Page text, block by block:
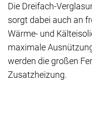
Die Dreifach-
sorgt dabei auch an
Wärme- und
maximale
werden die großen
Zusatzheizung.